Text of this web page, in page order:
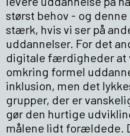
størst behov - og
stærk, hvis vi ser på
uddannelser. For det
digitale færdigheder at
omkring formel
inklusion, men det
grupper, der er
gør den hurtige
målene lidt forældede.